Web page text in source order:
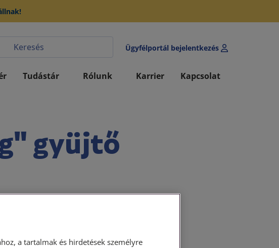
Ügyfélportál bejelentkezés
Tudástár Rólunk Karrier Kapcsolat
gyüjtő
a tartalmak és hirdetések személyre